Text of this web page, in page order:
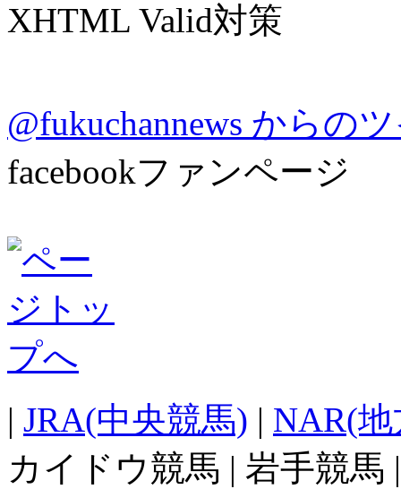
XHTML Valid対策
@fukuchannews からの
facebookファンページ
| JRA(中央競馬) | NAR(
カイドウ競馬 | 岩手競馬